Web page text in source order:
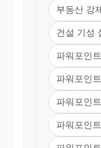
부동산 강
건설 기성
파워포인
파워포인
파워포인
파워포인